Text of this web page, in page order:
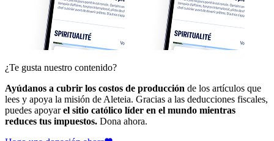
¿Te gusta nuestro contenido?
Ayúdanos a cubrir los costos de producción de los artículos que
lees y apoya la misión de Aleteia. Gracias a las deducciones fiscales,
puedes apoyarel sitio católico líder en el mundo mientras
reduces tus impuestos. Dona ahora.